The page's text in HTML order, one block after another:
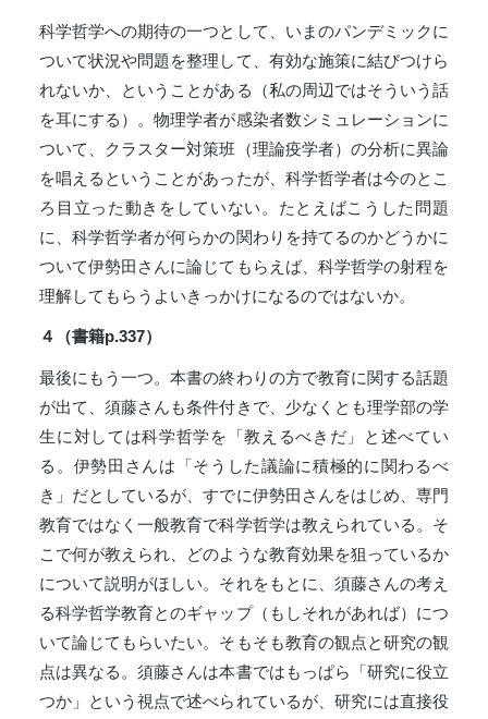
科学哲学への期待の一つとして、いまのパンデミックに
ついて状況や問題を整理して、有効な施策に結びつけら
れないか、ということがある（私の周辺ではそういう話
を耳にする）。物理学者が感染者数シミュレーションに
ついて、クラスター対策班（理論疫学者）の分析に異論
を唱えるということがあったが、科学哲学者は今のとこ
ろ目立った動きをしていない。たとえばこうした問題
に、科学哲学者が何らかの関わりを持てるのかどうかに
ついて伊勢田さんに論じてもらえば、科学哲学の射程を
理解してもらうよいきっかけになるのではないか。
４（書籍p.337）
最後にもう一つ。本書の終わりの方で教育に関する話題
が出て、須藤さんも条件付きで、少なくとも理学部の学
生に対しては科学哲学を「教えるべきだ」と述べてい
る。伊勢田さんは「そうした議論に積極的に関わるべ
き」だとしているが、すでに伊勢田さんをはじめ、専門
教育ではなく一般教育で科学哲学は教えられている。そ
こで何が教えられ、どのような教育効果を狙っているか
について説明がほしい。それをもとに、須藤さんの考え
る科学哲学教育とのギャップ（もしそれがあれば）につ
いて論じてもらいたい。そもそも教育の観点と研究の観
点は異なる。須藤さんは本書ではもっぱら「研究に役立
つか」という視点で述べられているが、研究には直接役